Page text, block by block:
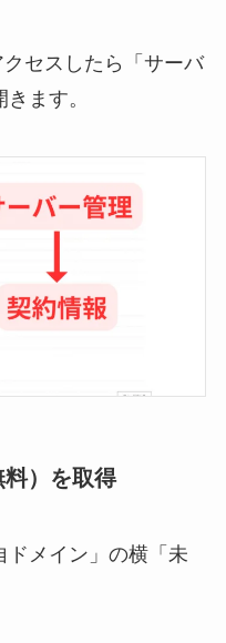
セスしたら「サーバ
ます。
）を取得
ドメイン」の横「未